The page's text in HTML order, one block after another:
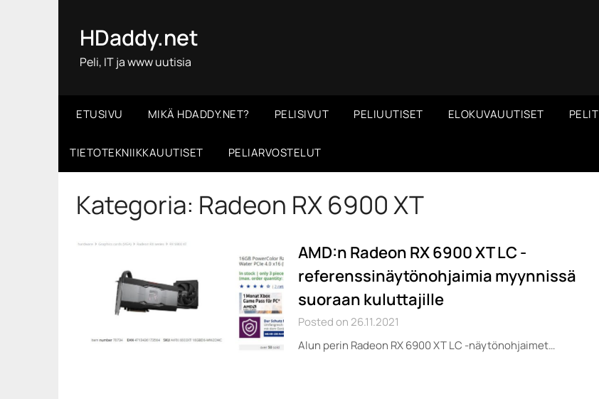
HDaddy.net
Peli, IT ja www uutisia
ETUSIVU MIKÄ HDADDY.NET? PELISIVUT PELIUUTISET ELOKUVAUUTISET PELIT
TIETOTEKNIIKKAUUTISET PELIARVOSTELUT
Kategoria: Radeon RX 6900 XT
AMD:n Radeon RX 6900 XT LC -
referenssinäytönohjaimia myynnissä
suoraan kuluttajille
Posted on 26.11.2021
Alun perin Radeon RX 6900 XT LC -näytönohjaimet…